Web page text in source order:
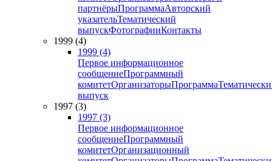
партнёрыПрограммаАвторский
указательТематический
выпускФотографииКонтакты
1999 (4)
1999 (4)
Первое информационное
сообщениеПрограммный
комитетОрганизаторыПрограмма
выпуск
1997 (3)
1997 (3)
Первое информационное
сообщениеПрограммный
комитетОрганизационный